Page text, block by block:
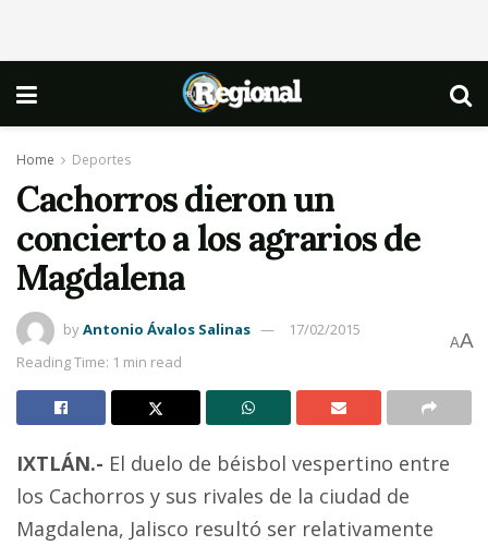
Home Deportes
Cachorros dieron un
concierto a los agrarios de
Magdalena
byAntonio Ávalos Salinas
17/02/2015
Reading Time: 1 min read
AA
IXTLÁN.- El duelo de béisbol vespertino entre
los Cachorros y sus rivales de la ciudad de
Magdalena, Jalisco resultó ser relativamente